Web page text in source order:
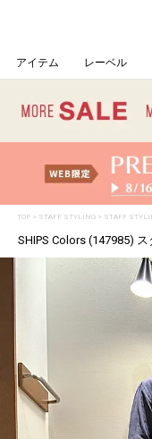
アイテム レーベル
TOP> STAFF STYLING> STAFF
SHIPS Colors (147985)